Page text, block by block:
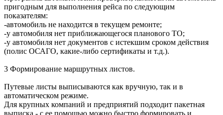
пригодным для выполнения рейса по следующим
показателям:
-автомобиль не находится в текущем ремонте;
-у автомобиля нет приближающегося планового ТО;
-у автомобиля нет документов с истекшим сроком действия
(полис ОСАГО, какие-либо сертификаты и т.д.).
3 Формирование маршрутных листов.
Путевые листы выписываются как вручную, так и в
автоматическом режиме.
Для крупных компаний и предприятий подходит пакетная
выписка - с ее помощью можно быстро формировать и